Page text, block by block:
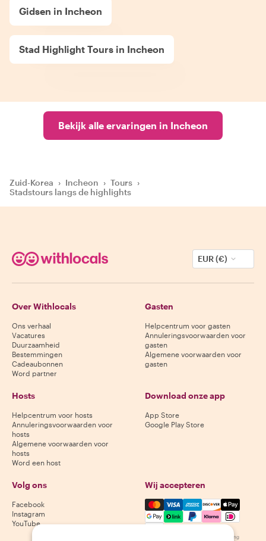
Gidsen in Incheon
Stad Highlight Tours in Incheon
Bekijk alle ervaringen in Incheon
Zuid-Korea › Incheon › Tours ›
Stadstours langs de highlights
EUR (€)
Over Withlocals
Ons verhaal
Vacatures
Duurzaamheid
Bestemmingen
Cadeaubonnen
Word partner
Gasten
Helpcentrum voor gasten
Annuleringsvoorwaarden voor
gasten
Algemene voorwaarden voor
gasten
Hosts
Helpcentrum voor hosts
Annuleringsvoorwaarden voor
hosts
Algemene voorwaarden voor
hosts
Word een host
Download onze app
App Store
Google Play Store
Volg ons
Facebook
Instagram
YouTube
Wij accepteren
Mastercard, Visa, Amex,
Beschikbaarheid varieert per bestemming